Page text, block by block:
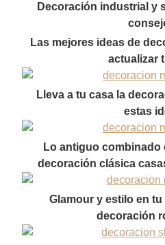
Decoración industrial y
Las mejores ideas de
actualizar
Lleva a tu casa la
estas
Lo antiguo combinado
decoración clásica
Glamour y estilo en
decoración